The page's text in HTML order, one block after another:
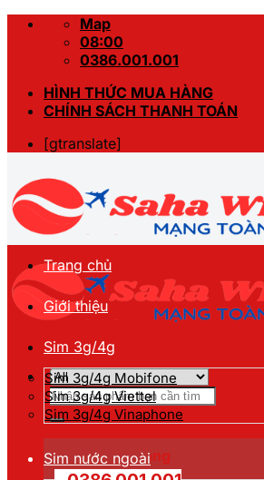
Skip
Map
08:00
0386.001.001
HÌNH THỨC MUA HÀNG
CHÍNH SÁCH THANH TOÁN
[gtranslate]
Tìm
kiếm:
Hotline đặt hàng
Trang chủ
Giới thiệu
Sim 3g/4g
Sim 3g/4g Mobifone
Sim 3g/4g Viettel
Sim 3g/4g Vinaphone
Sim nước ngoài